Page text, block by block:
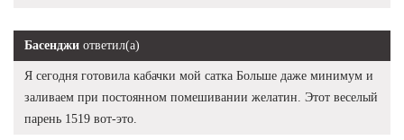
Басенджи ответил(а)
Я сегодня готовила кабачки мой сатка Больше даже минимум и
заливаем при постоянном помешивании желатин. Этот веселый
парень 1519 вот-это.